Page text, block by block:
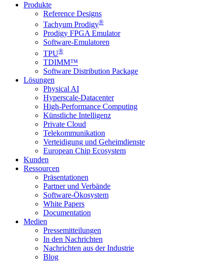
Produkte
Reference Designs
Tachyum Prodigy®
Prodigy FPGA Emulator
Software-Emulatoren
TPU®
TDIMM™
Software Distribution Package
Lösungen
Physical AI
Hyperscale-Datacenter
High-Performance Computing
Künstliche Intelligenz
Private Cloud
Telekommunikation
Verteidigung und Geheimdienste
European Chip Ecosystem
Kunden
Ressourcen
Präsentationen
Partner und Verbände
Software-Ökosystem
White Papers
Documentation
Medien
Presse­mitteilungen
In den Nachrichten
Nachrichten aus der Industrie
Blog